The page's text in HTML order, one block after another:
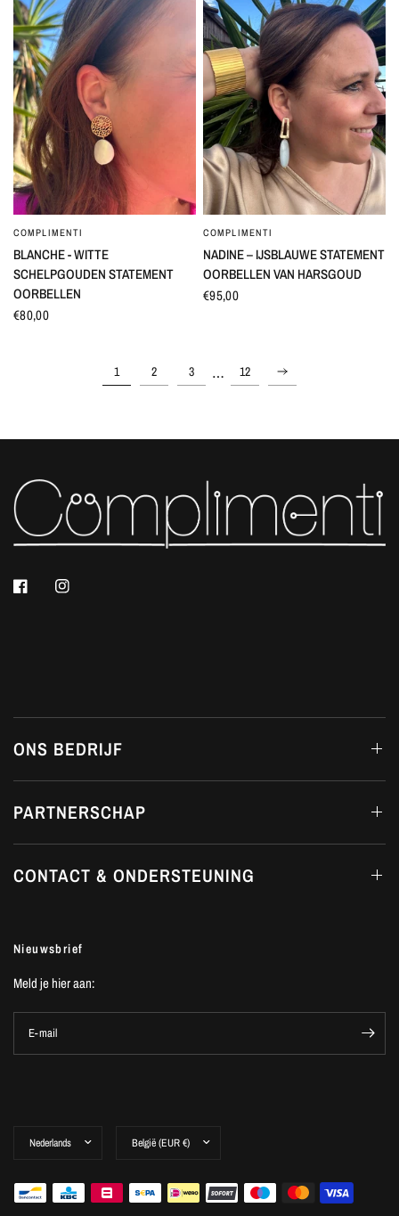
SNEL BEKIJKEN
COMPLIMENTI
BLANCHE - WITTE
SCHELPGOUDEN STATEMENT
OORBELLEN
€80,00
SNEL BEKIJKEN
COMPLIMENTI
NADINE – IJSBLAUWE STATEMENT
OORBELLEN VAN HARSGOUD
€95,00
1 2 3 … 12
ONS BEDRIJF
PARTNERSCHAP
CONTACT & ONDERSTEUNING
Nieuwsbrief
Meld je hier aan:
E-mail